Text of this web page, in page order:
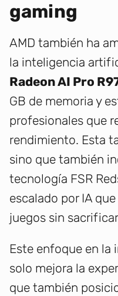
gaming
AMD también ha
la inteligencia
Radeon AI Pro
GB de memoria y
profesionales que
rendimiento. Esta
sino que también
tecnología FSR
escalado por IA
juegos sin
Este enfoque en
solo mejora la
que también